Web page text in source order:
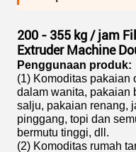
200 - 355 kg / jam
Extruder Machine
Penggunaan produk:
(1) Komoditas pakaian
dalam wanita, pakaian
salju, pakaian renang,
pinggang, topi dan
bermutu tinggi, dll.
(2) Komoditas rumah